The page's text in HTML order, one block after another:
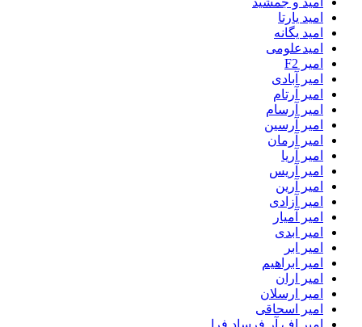
امید یارتا
امید یگانه
امیدعلومی
امیر F2
امیر آبادی
امیر آرتام
امیر آرسام
امیر آرسین
امیر آرمان
امیر آریا
امیر آریس
امیر آرین
امیر آزادی
امیر آمیار
امیر ابدی
امیر ابر
امیر ابراهیم
امیر اران
امیر ارسلان
امیر اسحاقی